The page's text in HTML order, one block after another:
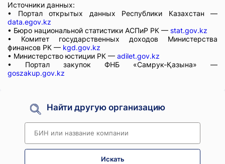
Источники данных:
• Портал открытых данных Республики Казахстан —
data.egov.kz
• Бюро национальной статистики АСПиР РК — stat.gov.kz
• Комитет государственных доходов Министерства
финансов РК — kgd.gov.kz
• Министерство юстиции РК — adilet.gov.kz
• Портал закупок ФНБ «Самрук-Қазына» —
goszakup.gov.kz
Найти другую организацию
Искать